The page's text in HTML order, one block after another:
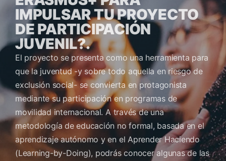
IMPULSAR TU PROYECTO
DE PARTICIPACIÓN
JUVENIL?.
El proyecto se presenta como una herramienta para
que la juventud -y sobre todo aquella en riesgo de
exclusión social- se convierta en protagonista
mediante su participación en programas de
movilidad internacional. A través de una
metodología de educación no formal, basada en el
aprendizaje autónomo y en el Aprender Haciendo
(Learning-by-Doing), podrás conocer algunas de las